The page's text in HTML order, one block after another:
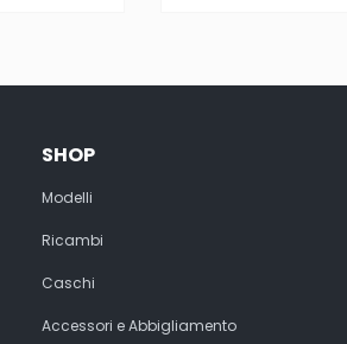
SHOP
Modelli
Ricambi
Caschi
Accessori e Abbigliamento